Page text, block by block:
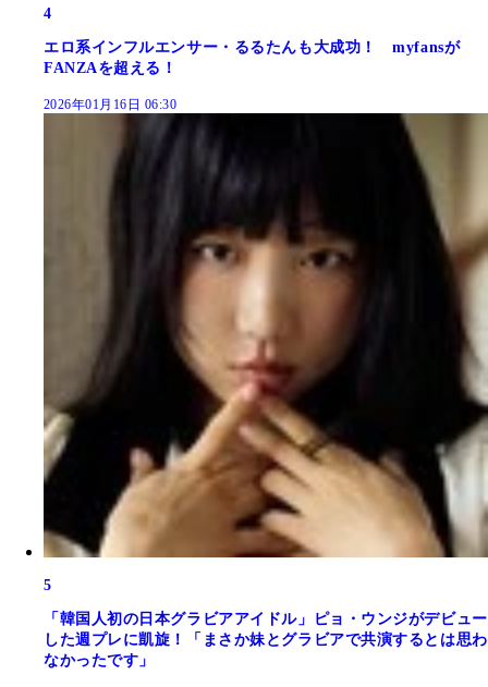
4
エロ系インフルエンサー・るるたんも大成功！ myfansが
FANZAを超える！
2026年01月16日 06:30
5
「韓国人初の日本グラビアアイドル」ピョ・ウンジがデビュー
した週プレに凱旋！「まさか妹とグラビアで共演するとは思わ
なかったです」